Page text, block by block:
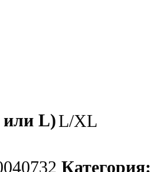
или L)L/XL
Категория: